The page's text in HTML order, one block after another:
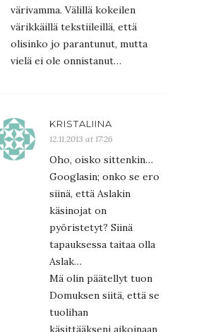
värivamma. Välillä kokeilen
värikkäillä tekstiileillä, että
olisinko jo parantunut, mutta
vielä ei ole onnistanut…
KRISTALIINA
12.11.2013 at 17:26
Oho, oisko sittenkin…
Googlasin; onko se ero
siinä, että Aslakin
käsinojat on
pyöristetyt? Siinä
tapauksessa taitaa olla
Aslak…
Mä olin päätellyt tuon
Domuksen siitä, että se
tuolihan
käsittääkseni aikoinaan